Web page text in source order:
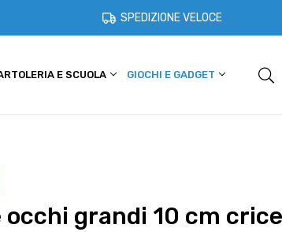
SPEDIZIONE VELOCE
E SCUOLA GIOCHI E GADGET
occhi grandi 10 cm